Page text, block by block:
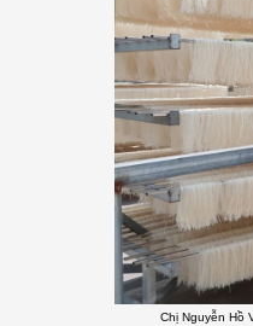
Chị Nguyễn Hồ